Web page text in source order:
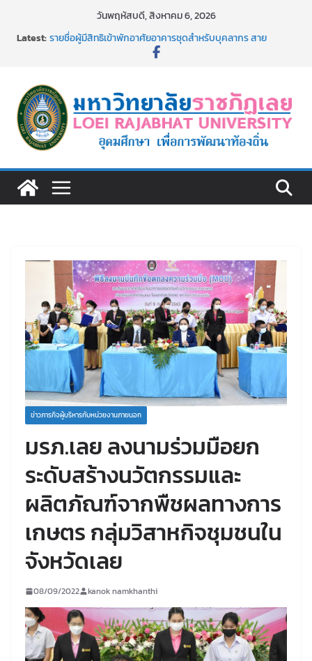
วันพฤหัสบดี, สิงหาคม 6, 2026
Latest:รายชื่อผู้ผ่านการสอบแข่งขันเพื่อเป็นลูกจ้างชั่วคราว (รายวัน)
สังกัดมหาวิทยาลัยราชภัฏเลย ด้วยเงินนอกงบประมาณ ประเภท
สนับสนุน สังกัดมหาวิทยาลัยราชภัฏเลย ครั้งที่ 2/2569
ม.ราชภัฏเลย ประชุมคณาจารย์ประจำ ครั้งที่ 1/2569
ประกาศผู้ชนะการเสนอราคา จ้างทำปกปริญญาบัตร จำนวน
๑,๙๗๒ ชุด โดยวิธีเฉพาะเจาะจง
ม.ราชภัฏเลย จัดกิจกรรมจิตอาสาบำเพ็ญสาธารณประโยชน์ และ
ข่าวภารกิจผู้บริหารกับหน่วยงานภายนอก
มรภ.เลย ลงนามร่วมมือยก
ระดับสร้างนวัตกรรมและ
ผลิตภัณฑ์จากพืชผลทางการ
เกษตร กลุ่มวิสาหกิจชุมชนใน
จังหวัดเลย
08/09/2022 kanok namkhanthi